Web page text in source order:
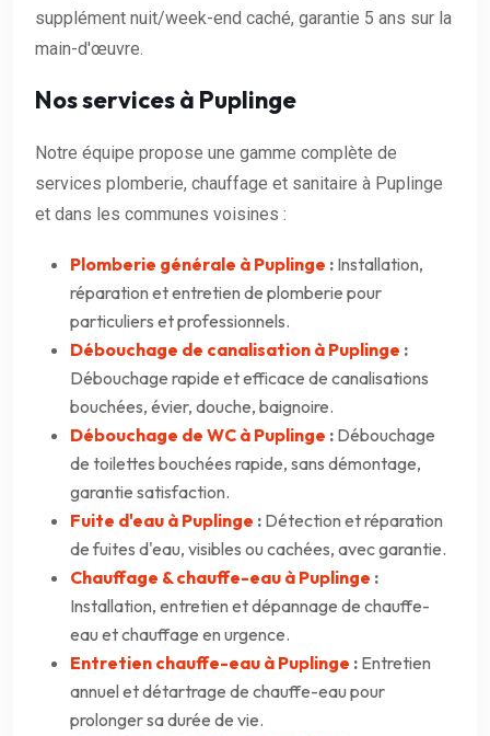
supplément nuit/week-end caché, garantie 5 ans sur la
main-d'œuvre.
Nos services à Puplinge
Notre équipe propose une gamme complète de
services plomberie, chauffage et sanitaire à Puplinge
et dans les communes voisines :
Plomberie générale à Puplinge : Installation,
réparation et entretien de plomberie pour
particuliers et professionnels.
Débouchage de canalisation à Puplinge :
Débouchage rapide et efficace de canalisations
bouchées, évier, douche, baignoire.
Débouchage de WC à Puplinge : Débouchage
de toilettes bouchées rapide, sans démontage,
garantie satisfaction.
Fuite d'eau à Puplinge : Détection et réparation
de fuites d'eau, visibles ou cachées, avec garantie.
Chauffage & chauffe-eau à Puplinge :
Installation, entretien et dépannage de chauffe-
eau et chauffage en urgence.
Entretien chauffe-eau à Puplinge : Entretien
annuel et détartrage de chauffe-eau pour
prolonger sa durée de vie.